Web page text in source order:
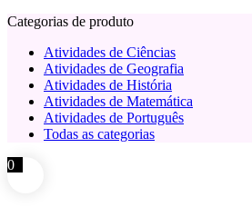
Categorias de produto
Atividades de Ciências
Atividades de Geografia
Atividades de História
Atividades de Matemática
Atividades de Português
Todas as categorias
0